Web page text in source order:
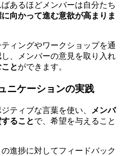
あるほどメンバーは自分たち
に向かって進む意欲が高まりま
ィングやワークショップを通
、メンバーの意見を取り入れ
とができます。
ニケーションの実践
ティブな言葉を使い、
メンバ
ることで、希望を与えること
進捗に対してフィードバック